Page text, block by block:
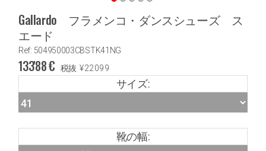
Gallardo フラメンコ・ダンスシューズ ス
エード
Ref: 504950003CBSTK41NG
133'88€ 税抜 ¥22099
サイズ:
靴の幅: